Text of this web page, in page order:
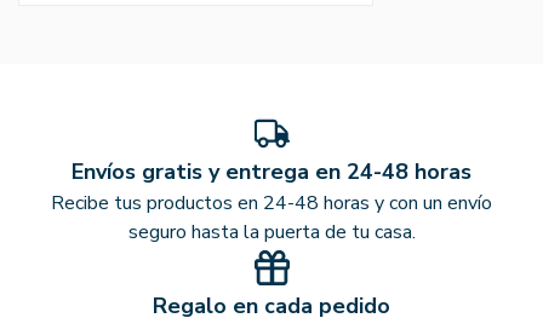
Envíos gratis y entrega en 24-48 horas
Recibe tus productos en 24-48 horas y con un envío
seguro hasta la puerta de tu casa.
Regalo en cada pedido